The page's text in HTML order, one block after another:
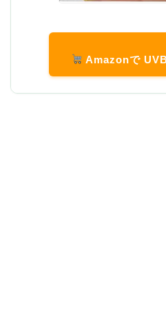
Amazonで